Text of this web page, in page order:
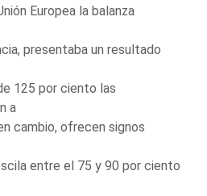
Europea la balanza
presentaba un resultado
125 por ciento las
a
cambio, ofrecen signos
entre el 75 y 90 por ciento